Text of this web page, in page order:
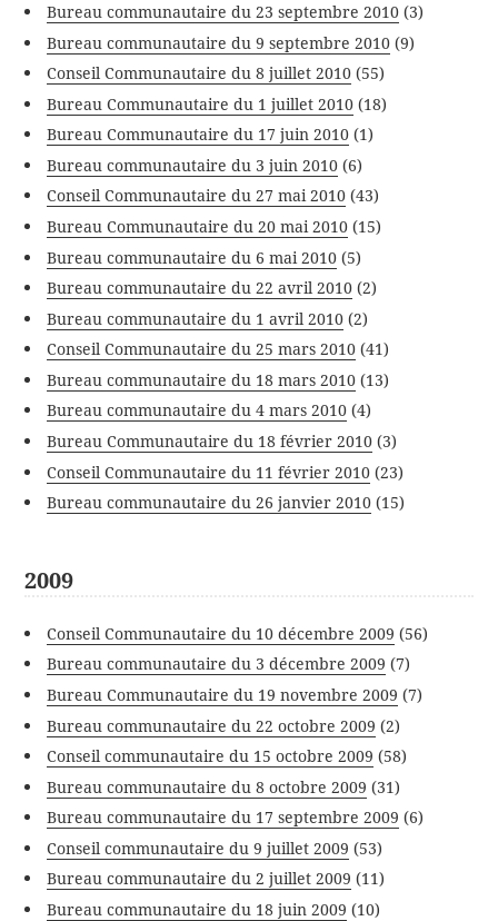
Bureau communautaire du 23 septembre 2010 (3)
Bureau communautaire du 9 septembre 2010 (9)
Conseil Communautaire du 8 juillet 2010 (55)
Bureau Communautaire du 1 juillet 2010 (18)
Bureau Communautaire du 17 juin 2010 (1)
Bureau communautaire du 3 juin 2010 (6)
Conseil Communautaire du 27 mai 2010 (43)
Bureau Communautaire du 20 mai 2010 (15)
Bureau communautaire du 6 mai 2010 (5)
Bureau communautaire du 22 avril 2010 (2)
Bureau communautaire du 1 avril 2010 (2)
Conseil Communautaire du 25 mars 2010 (41)
Bureau communautaire du 18 mars 2010 (13)
Bureau communautaire du 4 mars 2010 (4)
Bureau Communautaire du 18 février 2010 (3)
Conseil Communautaire du 11 février 2010 (23)
Bureau communautaire du 26 janvier 2010 (15)
2009
Conseil Communautaire du 10 décembre 2009 (56)
Bureau communautaire du 3 décembre 2009 (7)
Bureau Communautaire du 19 novembre 2009 (7)
Bureau communautaire du 22 octobre 2009 (2)
Conseil communautaire du 15 octobre 2009 (58)
Bureau communautaire du 8 octobre 2009 (31)
Bureau communautaire du 17 septembre 2009 (6)
Conseil communautaire du 9 juillet 2009 (53)
Bureau communautaire du 2 juillet 2009 (11)
Bureau communautaire du 18 juin 2009 (10)